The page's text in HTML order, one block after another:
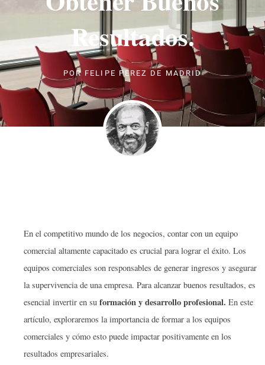
Resultados.
POR FELIPE PEREZ DE MADRID
En el competitivo mundo de los negocios, contar con un equipo
comercial altamente capacitado es crucial para lograr el éxito. Los
equipos comerciales son responsables de generar ingresos y asegurar
la supervivencia de una empresa. Para alcanzar buenos resultados, es
esencial invertir en su formación ydesarrollo profesional. En este
artículo, exploraremos la importancia de formar a los equipos
comerciales y cómo esto puede impactar positivamente en los
resultados empresariales.